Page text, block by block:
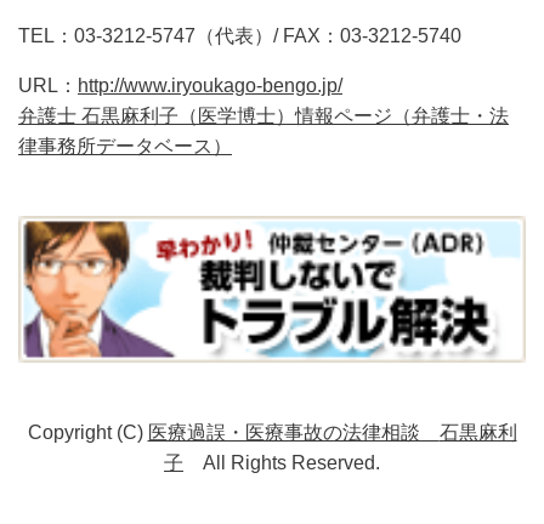
TEL：03-3212-5747（代表）/ FAX：03-3212-5740
URL： http://www.iryoukago-bengo.jp/
弁護士 石黒麻利子（医学博士）情報ページ（弁護士・法
律事務所データベース）
Copyright (C) 医療過誤・医療事故の法律相談 石黒麻利
子 All Rights Reserved.